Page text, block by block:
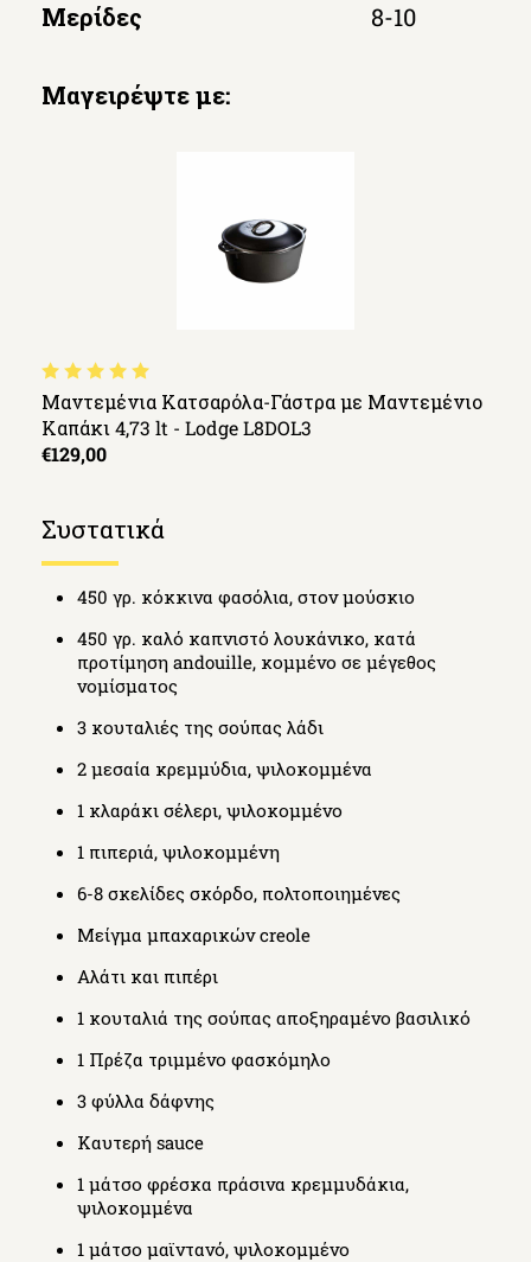
Μερίδες
8-10
Μαγειρέψτε με:
Μαντεμένια Κατσαρόλα-Γάστρα με Μαντεμένιο
Καπάκι 4,73 lt - Lodge L8DOL3
€129,00
Συστατικά
450 γρ. κόκκινα φασόλια, στον μούσκιο
450 γρ. καλό καπνιστό λουκάνικο, κατά
προτίμηση andouille, κομμένο σε μέγεθος
νομίσματος
3 κουταλιές της σούπας λάδι
2 μεσαία κρεμμύδια, ψιλοκομμένα
1 κλαράκι σέλερι, ψιλοκομμένο
1 πιπεριά, ψιλοκομμένη
6-8 σκελίδες σκόρδο, πολτοποιημένες
Μείγμα μπαχαρικών creole
Αλάτι και πιπέρι
1 κουταλιά της σούπας αποξηραμένο βασιλικό
1 Πρέζα τριμμένο φασκόμηλο
3 φύλλα δάφνης
Καυτερή sauce
1 μάτσο φρέσκα πράσινα κρεμμυδάκια,
ψιλοκομμένα
1 μάτσο μαϊντανό, ψιλοκομμένο